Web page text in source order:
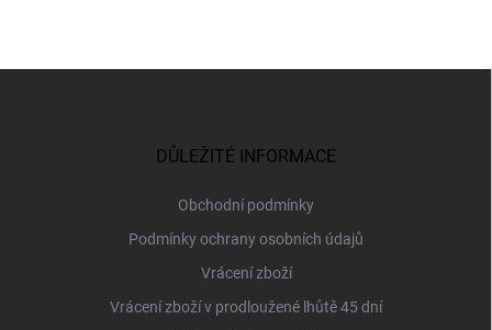
DŮLEŽITÉ INFORMACE
Obchodní podmínky
Podmínky ochrany osobních údajů
Vrácení zboží
Vrácení zboží v prodloužené lhůtě 45 dní